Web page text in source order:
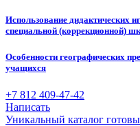
Использование дидактических
специальной (коррекционной)
Особенности географических
учащихся
+7 812 409-47-42
Написать
Уникальный каталог